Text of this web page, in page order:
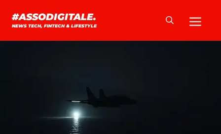
#ASSODIGITALE.
NEWS TECH, FINTECH & LIFESTYLE